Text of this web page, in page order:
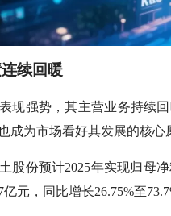
续回暖
现强势，其主营业务持续
成为市场看好其发展的核心
股份预计2025年实现归母
元，同比增长26.75%至